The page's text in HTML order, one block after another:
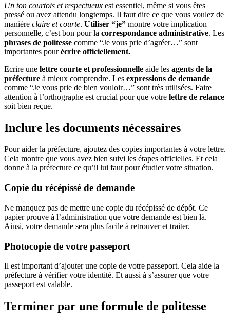
Un ton courtois et respectueux est essentiel, même si vous êtes
pressé ou avez attendu longtemps. Il faut dire ce que vous voulez de
manière claire et courte. Utiliser “je” montre votre implication
personnelle, c’est bon pour la correspondance administrative. Les
phrases de politesse comme “Je vous prie d’agréer…” sont
importantes pourécrire officiellement.
Ecrire une lettre courte et professionnelle aide les agents de la
préfecture à mieux comprendre. Les expressions de demande
comme “Je vous prie de bien vouloir…” sont très utilisées. Faire
attention à l’orthographe est crucial pour que votre lettre de relance
soit bien reçue.
Inclure les documents nécessaires
Pour aider la préfecture, ajoutez des copies importantes à votre lettre.
Cela montre que vous avez bien suivi les étapes officielles. Et cela
donne à la préfecture ce qu’il lui faut pour étudier votre situation.
Copie du récépissé de demande
Ne manquez pas de mettre une copie du récépissé de dépôt. Ce
papier prouve à l’administration que votre demande est bien là.
Ainsi, votre demande sera plus facile à retrouver et traiter.
Photocopie de votre passeport
Il est important d’ajouter une copie de votre passeport. Cela aide la
préfecture à vérifier votre identité. Et aussi à s’assurer que votre
passeport est valable.
Terminer par une formule de politesse